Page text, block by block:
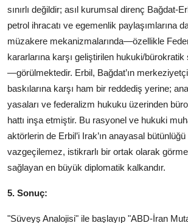
sınırlı değildir; asıl kurumsal direnç Bağdat-
petrol ihracatı ve egemenlik paylaşımlarına
müzakere mekanizmalarında—özellikle
kararlarına karşı geliştirilen hukuki/bürokratik
—görülmektedir. Erbil, Bağdat’ın
baskılarına karşı ham bir reddediş yerine;
yasaları ve federalizm hukuku üzerinden
hattı inşa etmiştir. Bu rasyonel ve hukuki
aktörlerin de Erbil’i Irak’ın anayasal
vazgeçilemez, istikrarlı bir ortak olarak
sağlayan en büyük diplomatik kalkandır.
5. Sonuç:
"Süveyş Analojisi" ile başlayıp "ABD-İran